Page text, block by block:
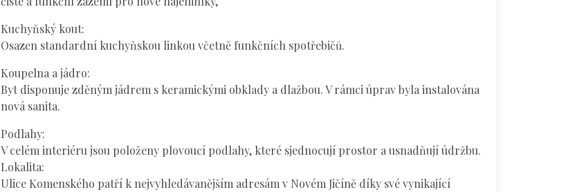
Kuchyňský kout:
Osazen standardní kuchyňskou linkou včetně funkčních spotřebičů.
Koupelna a jádro:
Byt disponuje zděným jádrem s keramickými obklady a dlažbou. V rámci úprav byla instalována
nová sanita.
Podlahy:
V celém interiéru jsou položeny plovoucí podlahy, které sjednocují prostor a usnadňují údržbu.
Lokalita:
Ulice Komenského patří k nejvyhledávanějším adresám v Novém Jičíně díky své vynikající